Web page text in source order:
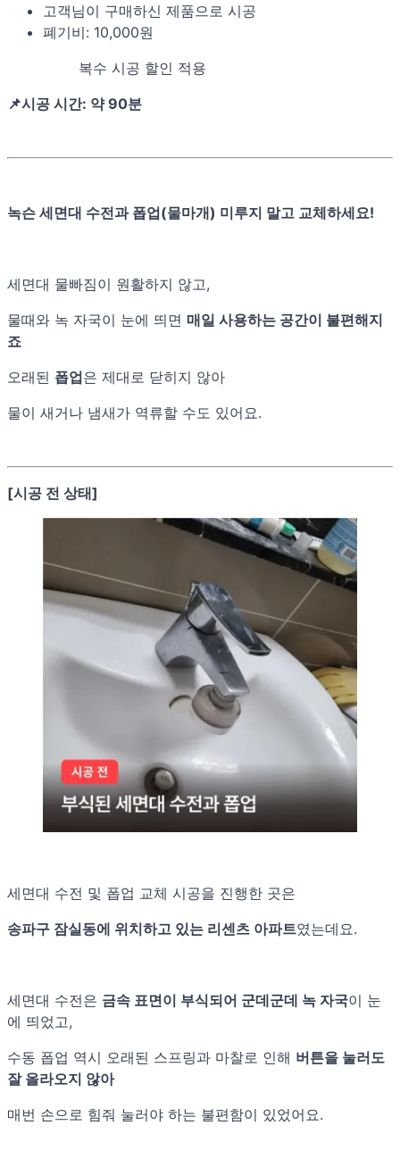
고객님이 구매하신 제품으로 시공
폐기비: 10,000원
복수 시공 할인 적용
📌시공 시간: 약 90분
녹슨 세면대 수전과 폽업(물마개) 미루지 말고 교체하세요!
세면대 물빠짐이 원활하지 않고,
물때와 녹 자국이 눈에 띄면 매일 사용하는 공간이 불편해지
죠
오래된 폽업은 제대로 닫히지 않아
물이 새거나 냄새가 역류할 수도 있어요.
[시공 전 상태]
세면대 수전 및 폽업 교체 시공을 진행한 곳은
송파구 잠실동에 위치하고 있는 리센츠 아파트였는데요.
세면대 수전은 금속 표면이 부식되어 군데군데 녹 자국이 눈
에 띄었고,
수동 폽업 역시 오래된 스프링과 마찰로 인해 버튼을 눌러도
잘 올라오지 않아
매번 손으로 힘줘 눌러야 하는 불편함이 있었어요.